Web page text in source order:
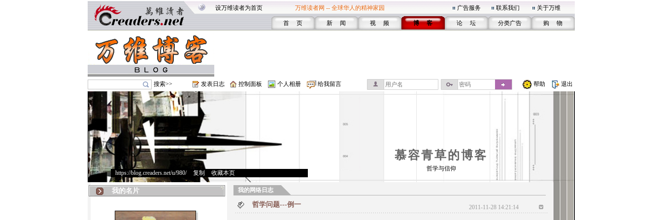
设万维读者为首页 万维读者网 -- 全球华人的精神家园 广告服务 联系我们 关于万维
首 页 新 闻 视 频 博 客 论 坛 分类广告 购 物
搜索>> 发表日志 控制面板 个人相册 给我留言 帮助 退出
慕容青草的博客
https://blog.creaders.net/u/980/> 复制 收藏本页
哲学与信仰
我的名片 我的网络日志
哲学问题---例一 2011-11-28 14:21:14